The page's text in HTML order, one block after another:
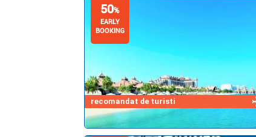
recomandat de turisti
50%
EARLY
BOOKING